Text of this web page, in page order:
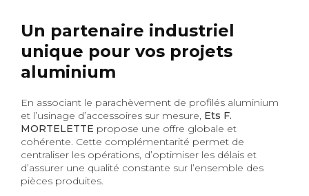
Un partenaire industriel
unique pour vos projets
aluminium
En associant le parachèvement de profilés aluminium
et l’usinage d’accessoires sur mesure, Ets F.
MORTELETTE propose une offre globale et
cohérente. Cette complémentarité permet de
centraliser les opérations, d’optimiser les délais et
d’assurer une qualité constante sur l’ensemble des
pièces produites.